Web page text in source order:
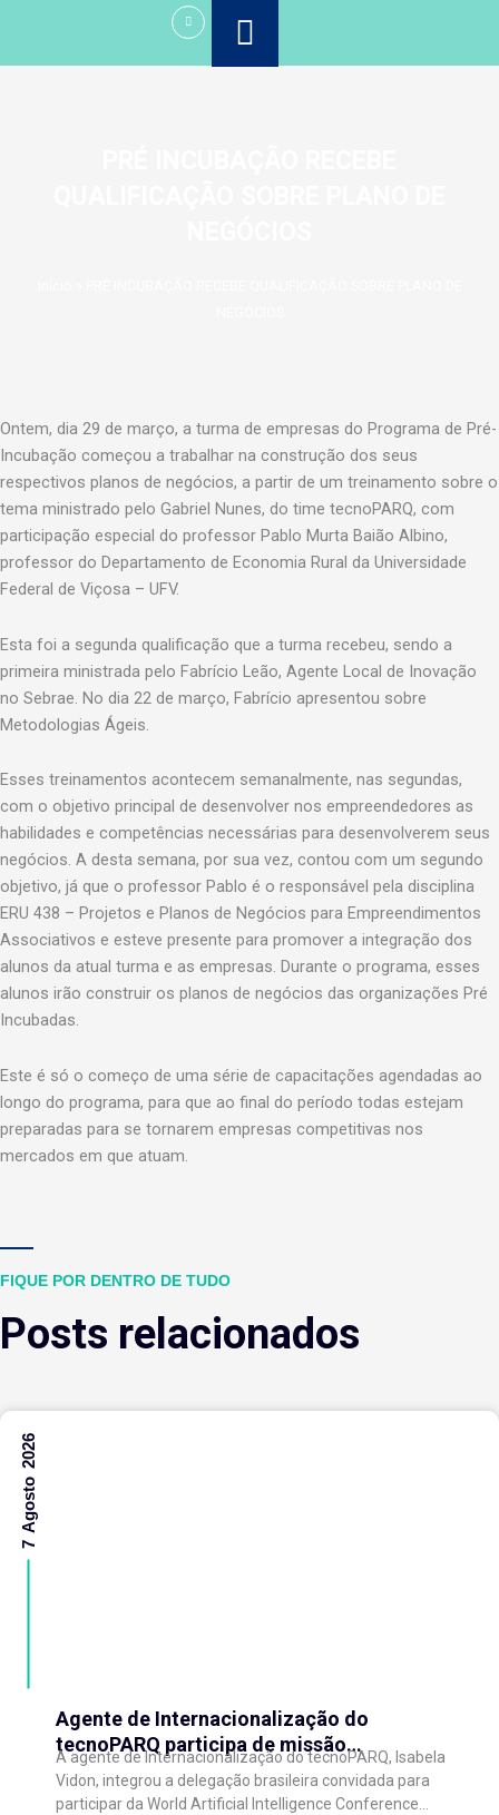
o
Ontem, dia 29 de março, a turma de empresas do Programa de Pré-
Incubação começou a trabalhar na construção dos seus
respectivos planos de negócios, a partir de um treinamento sobre o
tema ministrado pelo Gabriel Nunes, do time tecnoPARQ, com
participação especial do professor Pablo Murta Baião Albino,
professor do Departamento de Economia Rural da Universidade
Federal de Viçosa – UFV.
Esta foi a segunda qualificação que a turma recebeu, sendo a
primeira ministrada pelo Fabrício Leão, Agente Local de Inovação
no Sebrae. No dia 22 de março, Fabrício apresentou sobre
Metodologias Ágeis.
Esses treinamentos acontecem semanalmente, nas segundas,
com o objetivo principal de desenvolver nos empreendedores as
habilidades e competências necessárias para desenvolverem seus
negócios. A desta semana, por sua vez, contou com um segundo
objetivo, já que o professor Pablo é o responsável pela disciplina
ERU 438 – Projetos e Planos de Negócios para Empreendimentos
Associativos e esteve presente para promover a integração dos
alunos da atual turma e as empresas. Durante o programa, esses
alunos irão construir os planos de negócios das organizações Pré
Incubadas.
Este é só o começo de uma série de capacitações agendadas ao
longo do programa, para que ao final do período todas estejam
preparadas para se tornarem empresas competitivas nos
mercados em que atuam.
FIQUE POR DENTRO DE TUDO
Posts relacionados
Agente de Internacionalização do
tecnoPARQ participa de missão
internacional na China e fortalece conexões
com o ecossistema de inovação
A agente de Internacionalização do tecnoPARQ, Isabela
Vidon, integrou a delegação brasileira convidada para
participar da World Artificial Intelligence Conference
7 Agosto 2026